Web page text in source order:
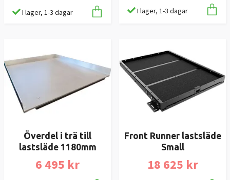
I lager, 1-3 dagar I lager, 1-3 dagar
Överdel i trä till
lastsläde 1180mm
6 495 kr
Front Runner lastsläde
Small
18 625 kr